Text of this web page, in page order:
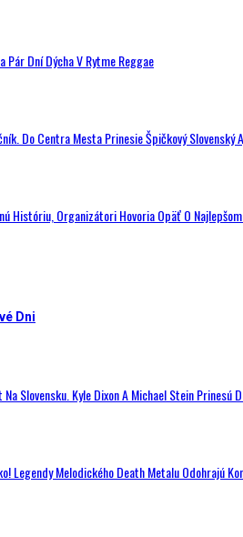
Dní Dýcha V Rytme Reggae
Do Centra Mesta Prinesie Špičkový Slovenský
Históriu, Organizátori Hovoria Opäť O
Dni
Slovensku. Kyle Dixon A Michael Stein Prinesú
Legendy Melodického Death Metalu Odohrajú